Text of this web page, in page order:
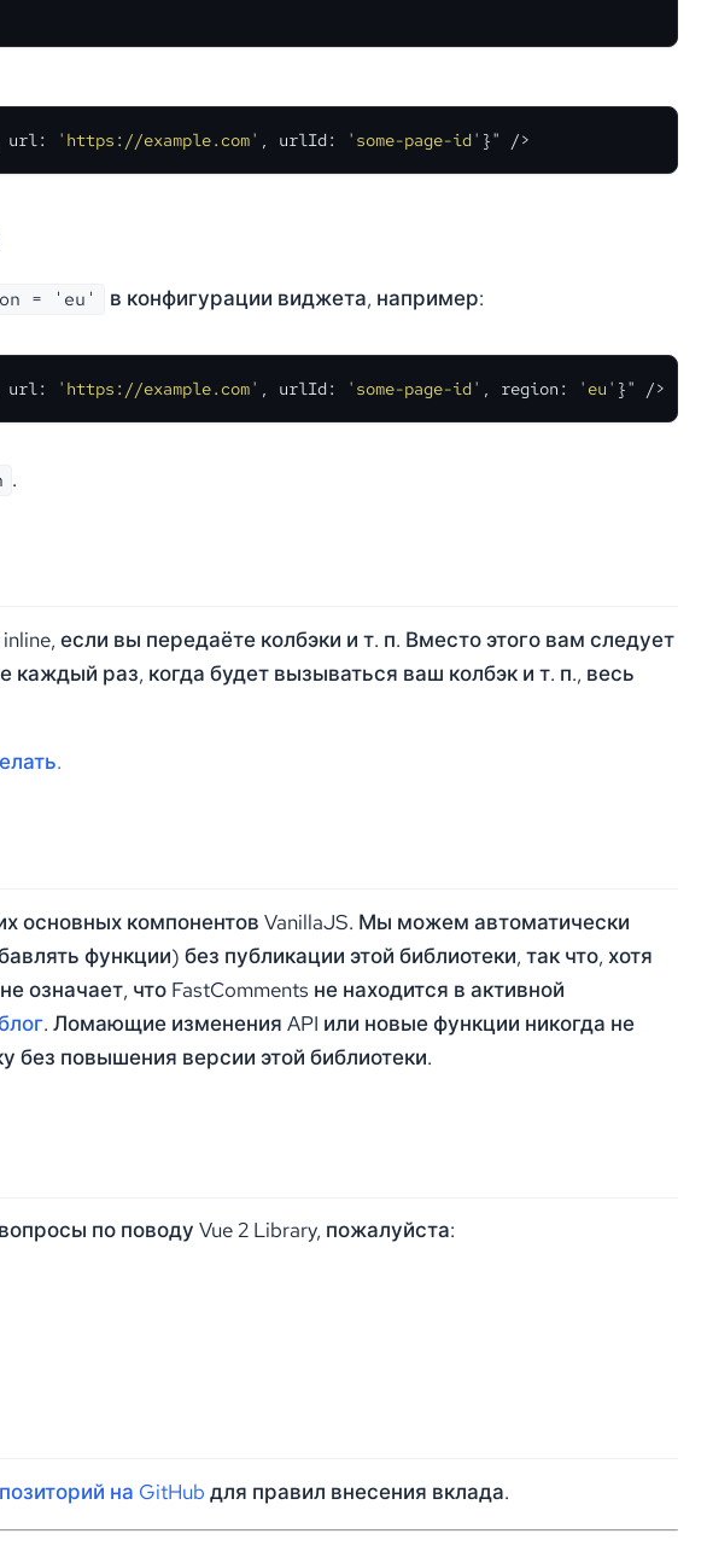
url: 'https://example.com' , urlId: 'some-page-id' }" />
= 'eu' в конфигурации виджета, например:
url: 'https://example.com' , urlId: 'some-page-id' , region: 'eu' }" />
.
если вы передаёте колбэки и т. п. Вместо этого вам следует
каждый раз, когда будет вызываться ваш колбэк и т. п., весь
основных компонентов VanillaJS. Мы можем автоматически
функции) без публикации этой библиотеки, так что, хотя
означает, что FastComments не находится в активной
. Ломающие изменения API или новые функции никогда не
повышения версии этой библиотеки.
по поводу Vue 2 Library, пожалуйста:
на GitHub для правил внесения вклада.